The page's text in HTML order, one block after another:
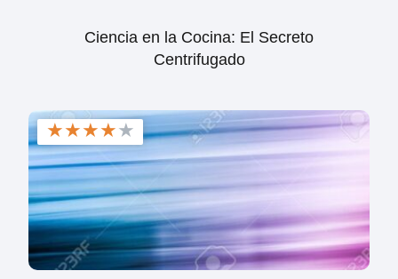
Ciencia en la Cocina: El Secreto
Centrifugado
★★★★★